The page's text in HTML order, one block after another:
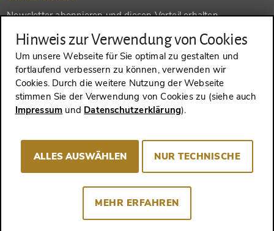
Newsletter abonnieren und diesen Vorteil erhalten
SENDEN
Konto anlegen und einen anderen Vorteil erhalten
SENDEN
VERTRAG WIDERRUFEN
AGB Datenschutz Cookie-Consent
Hinweis zur Verwendung von Cookies
Um unsere Webseite für Sie optimal zu gestalten und
fortlaufend verbessern zu können, verwenden wir
Cookies. Durch die weitere Nutzung der Webseite
stimmen Sie der Verwendung von Cookies zu (siehe auch
Impressum und Datenschutzerklärung).
ALLES AUSWÄHLEN NUR TECHNISCHE
MEHR ERFAHREN